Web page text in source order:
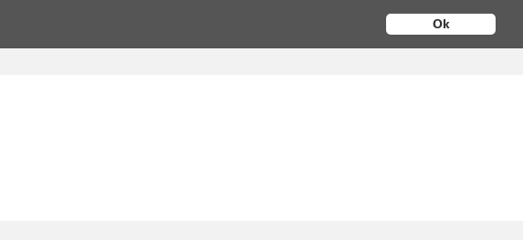
Ok